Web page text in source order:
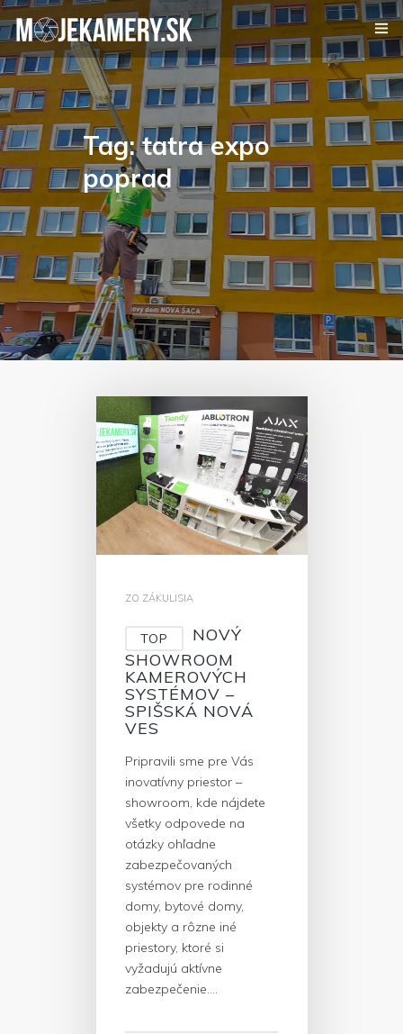
Kamerový systém
Alarm
Videovrátnik
Certifikáty
Referencie
Kontakt
Tag: tatra expo
poprad
ZO ZÁKULISIA
TOP
NOVÝ
SHOWROOM
KAMEROVÝCH
SYSTÉMOV –
SPIŠSKÁ NOVÁ
VES
Pripravili sme pre Vás
inovatívny priestor –
showroom, kde nájdete
všetky odpovede na
otázky ohľadne
zabezpečovaných
systémov pre rodinné
domy, bytové domy,
objekty a rôzne iné
priestory, ktoré si
vyžadujú aktívne
zabezpečenie….